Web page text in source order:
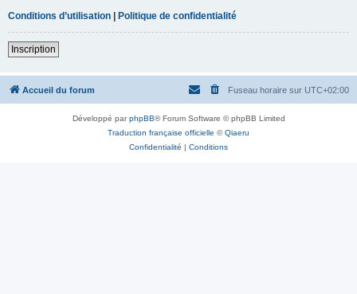
Conditions d’utilisation | Politique de confidentialité
Inscription
Accueil du forum Fuseau horaire sur UTC+02:00
Développé parphpBB® Forum Software © phpBB Limited
Traduction française officielle ©Qiaeru
Confidentialité | Conditions